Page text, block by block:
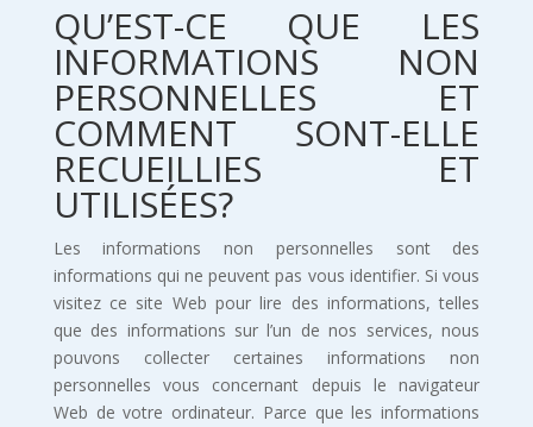
QU’EST-CE QUE LES
INFORMATIONS NON
PERSONNELLES ET
COMMENT SONT-ELLE
RECUEILLIES ET
UTILISÉES?
Les informations non personnelles sont des
informations qui ne peuvent pas vous identifier. Si vous
visitez ce site Web pour lire des informations, telles
que des informations sur l’un de nos services, nous
pouvons collecter certaines informations non
personnelles vous concernant depuis le navigateur
Web de votre ordinateur. Parce que les informations